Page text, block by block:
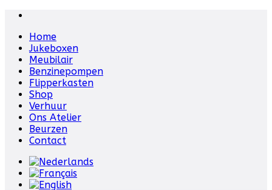
Home
Jukeboxen
Meubilair
Benzinepompen
Flipperkasten
Shop
Verhuur
Ons Atelier
Beurzen
Contact